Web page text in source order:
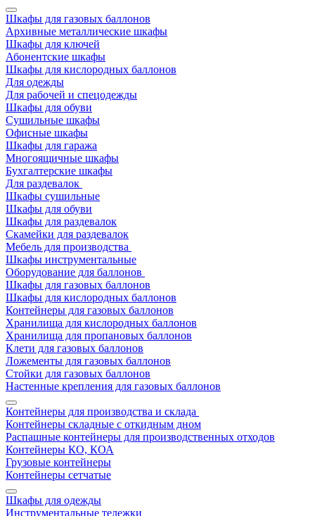
Шкафы для газовых баллонов
Архивные металлические шкафы
Шкафы для ключей
Абонентские шкафы
Шкафы для кислородных баллонов
Для одежды
Для рабочей и спецодежды
Шкафы для обуви
Сушильные шкафы
Офисные шкафы
Шкафы для гаража
Многоящичные шкафы
Бухгалтерские шкафы
Для раздевалок
Шкафы сушильные
Шкафы для обуви
Шкафы для раздевалок
Скамейки для раздевалок
Мебель для производства
Шкафы инструментальные
Оборудование для баллонов
Шкафы для газовых баллонов
Шкафы для кислородных баллонов
Контейнеры для газовых баллонов
Хранилища для кислородных баллонов
Хранилища для пропановых баллонов
Клети для газовых баллонов
Ложементы для газовых баллонов
Стойки для газовых баллонов
Настенные крепления для газовых баллонов
Контейнеры для производства и склада
Контейнеры складные с откидным дном
Распашные контейнеры для производственных отходов
Контейнеры КО, КОА
Грузовые контейнеры
Контейнеры сетчатые
Шкафы для одежды
Инструментальные тележки